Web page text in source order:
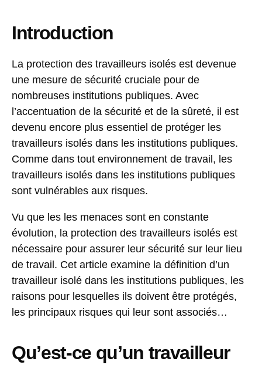
Introduction
La protection des travailleurs isolés est devenue
une mesure de sécurité cruciale pour de
nombreuses institutions publiques. Avec
l’accentuation de la sécurité et de la sûreté, il est
devenu encore plus essentiel de protéger les
travailleurs isolés dans les institutions publiques.
Comme dans tout environnement de travail, les
travailleurs isolés dans les institutions publiques
sont vulnérables aux risques.
Vu que les les menaces sont en constante
évolution, la protection des travailleurs isolés est
nécessaire pour assurer leur sécurité sur leur lieu
de travail. Cet article examine la définition d’un
travailleur isolé dans les institutions publiques, les
raisons pour lesquelles ils doivent être protégés,
les principaux risques qui leur sont associés…
Qu’est-ce qu’un travailleur